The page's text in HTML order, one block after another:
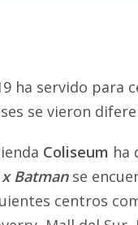
ha servido para
se vieron
Coliseum ha
Batmanse
centros